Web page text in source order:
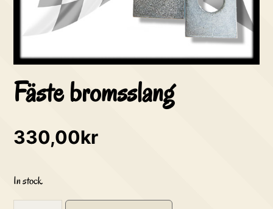
Fäste bromsslang
330,00kr
In stock